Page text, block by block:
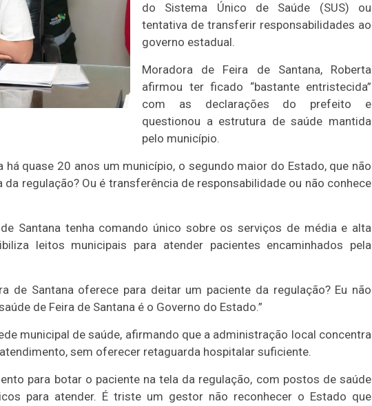
do Sistema Único de Saúde (SUS) ou
tentativa de transferir responsabilidades ao
governo estadual.
Moradora de Feira de Santana, Roberta
afirmou ter ficado “bastante entristecida”
com as declarações do prefeito e
questionou a estrutura de saúde mantida
pelo município.
quase 20 anos um município, o segundo maior do Estado, que não
regulação? Ou é transferência de responsabilidade ou não conhece
Santana tenha comando único sobre os serviços de média e alta
leitos municipais para atender pacientes encaminhados pela
de Santana oferece para deitar um paciente da regulação? Eu não
de Feira de Santana é o Governo do Estado.”
municipal de saúde, afirmando que a administração local concentra
sem oferecer retaguarda hospitalar suficiente.
para botar o paciente na tela da regulação, com postos de saúde
para atender. É triste um gestor não reconhecer o Estado que